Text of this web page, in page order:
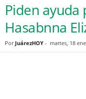
Piden ayuda
Hasabnna
Por JuárezHOY - martes, 18